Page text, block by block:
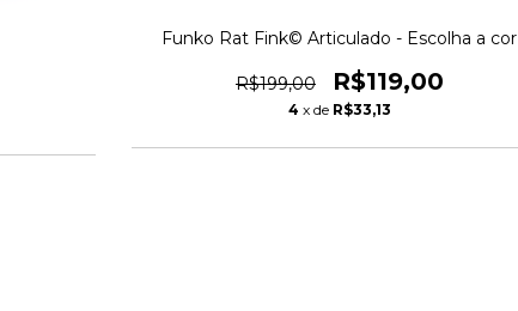
Funko Rat Fink© Articulado - Escolha a cor
R$199,00 R$119,00
4 x de R$33,13